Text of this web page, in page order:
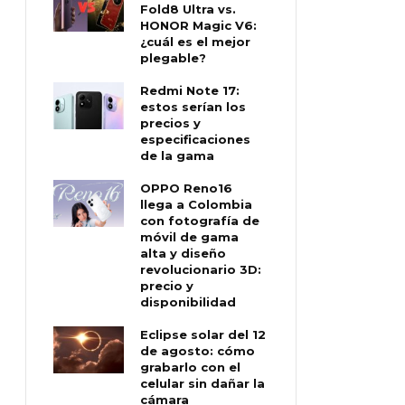
Fold8 Ultra vs.
HONOR Magic V6:
¿cuál es el mejor
plegable?
Redmi Note 17:
estos serían los
precios y
especificaciones
de la gama
OPPO Reno16
llega a Colombia
con fotografía de
móvil de gama
alta y diseño
revolucionario 3D:
precio y
disponibilidad
Eclipse solar del 12
de agosto: cómo
grabarlo con el
celular sin dañar la
cámara